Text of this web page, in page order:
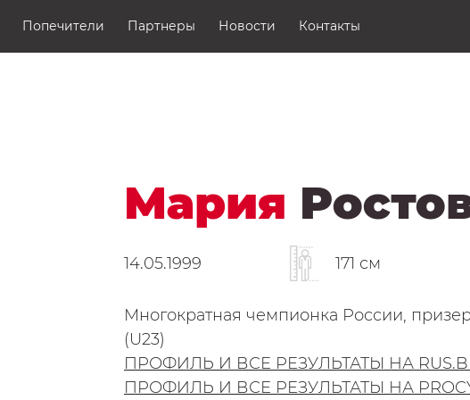
Попечители Партнеры Новости Контакты
Мария
14.05.1999 171 см
Многократная чемпионка России,
(U23)
ПРОФИЛЬ И ВСЕ РЕЗУЛЬТАТЫ НА
ПРОФИЛЬ И ВСЕ РЕЗУЛЬТАТЫ НА
Контакты